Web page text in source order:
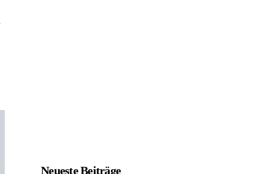
Neueste Beiträge